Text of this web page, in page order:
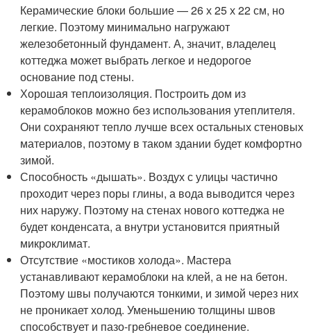
Керамические блоки большие — 26 х 25 х 22 см, но
легкие. Поэтому минимально нагружают
железобетонный фундамент. А, значит, владелец
коттеджа может выбрать легкое и недорогое
основание под стены.
Хорошая теплоизоляция. Построить дом из
керамоблоков можно без использования утеплителя.
Они сохраняют тепло лучше всех остальных стеновых
материалов, поэтому в таком здании будет комфортно
зимой.
Способность «дышать». Воздух с улицы частично
проходит через поры глины, а вода выводится через
них наружу. Поэтому на стенах нового коттеджа не
будет конденсата, а внутри установится приятный
микроклимат.
Отсутствие «мостиков холода». Мастера
устанавливают керамоблоки на клей, а не на бетон.
Поэтому швы получаются тонкими, и зимой через них
не проникает холод. Уменьшению толщины швов
способствует и пазо-гребневое соединение.